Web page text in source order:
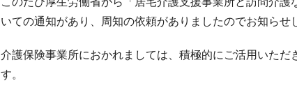
いての通知があり、周知の依頼がありましたのでお知らせ
介護保険事業所におかれましては、積極的にご活用いた
す。